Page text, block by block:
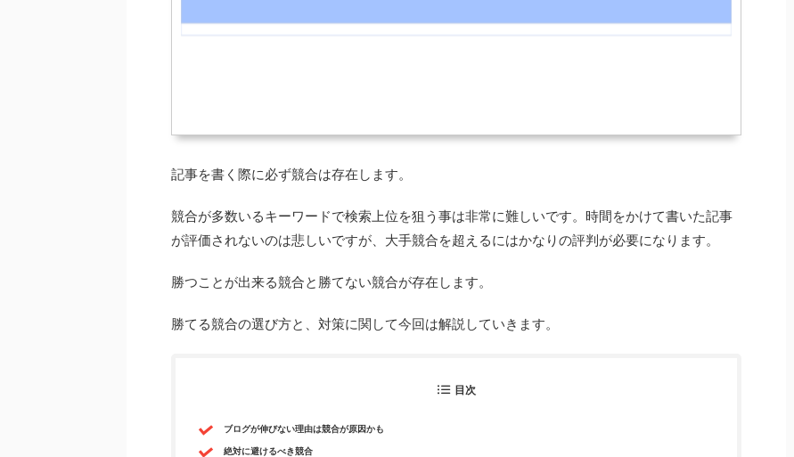
記事を書く際に必ず競合は存在します。
競合が多数いるキーワードで検索上位を狙う事は非常に難しいです。時間をかけて書いた記事
が評価されないのは悲しいですが、大手競合を超えるにはかなりの評判が必要になります。
勝つことが出来る競合と勝てない競合が存在します。
勝てる競合の選び方と、対策に関して今回は解説していきます。
目次
ブログが伸びない理由は競合が原因かも
絶対に避けるべき競合